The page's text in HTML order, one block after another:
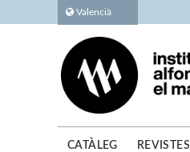
Valencià
CATÀLEG REVISTES